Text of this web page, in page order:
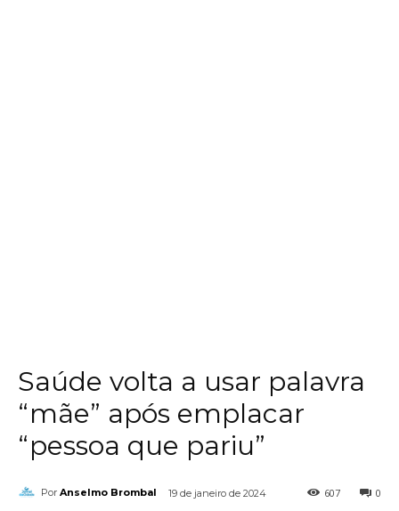
Saúde volta a usar palavra
“mãe” após emplacar
“pessoa que pariu”
Por Anselmo Brombal 19 de janeiro de 2024 0
607